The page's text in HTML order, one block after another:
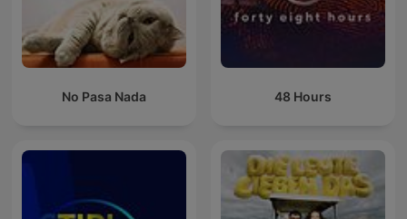
No Pasa Nada 48 Hours